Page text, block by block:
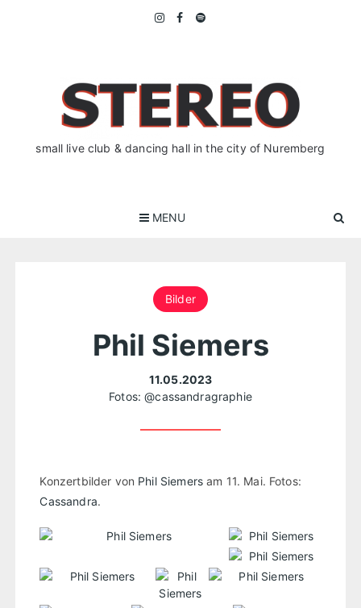
small live club & dancing hall in the city of Nuremberg
MENU
Bilder
Phil Siemers
11.05.2023
Fotos:@cassandragraphie
Konzertbilder von Phil Siemers am 11. Mai. Fotos:
Cassandra.